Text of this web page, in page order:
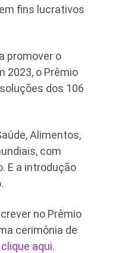
fins lucrativos
promover o
2023, o Prêmio
dos 106
Alimentos,
com
E a introdução
no Prêmio
cerimônia de
clique aqui.